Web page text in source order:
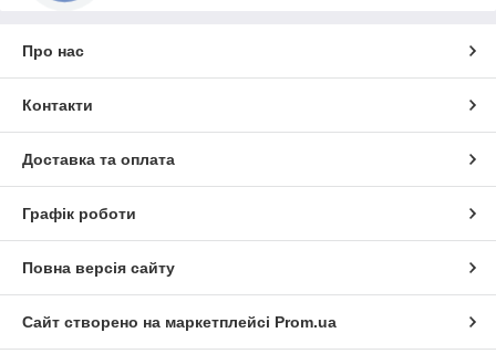
Про нас
Контакти
Доставка та оплата
Графік роботи
Повна версія сайту
Сайт створено на маркетплейсі Prom.ua